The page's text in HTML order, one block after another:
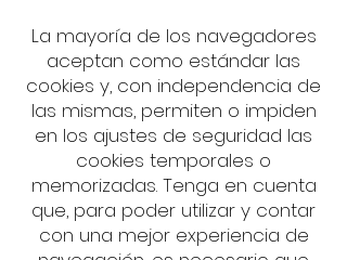
La mayoría de los navegadores
aceptan como estándar las
cookies y, con independencia de
las mismas, permiten o impiden
en los ajustes de seguridad las
cookies temporales o
memorizadas. Tenga en cuenta
que, para poder utilizar y contar
con una mejor experiencia de